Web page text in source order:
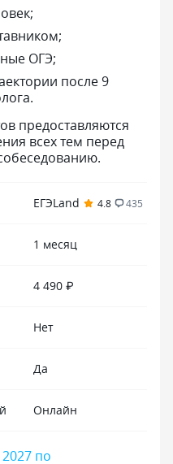
ОГЭ;
после 9
предоставляются
всех тем перед
ЕГЭLand 4.8 435
1 месяц
4 490 ₽
Нет
Да
Онлайн
по